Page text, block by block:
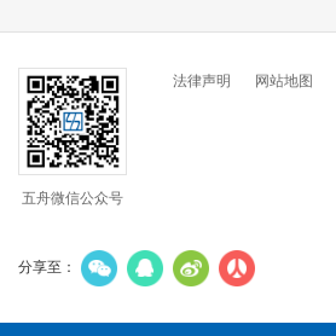
五舟微信公众号
法律声明 网站地图
分享至：